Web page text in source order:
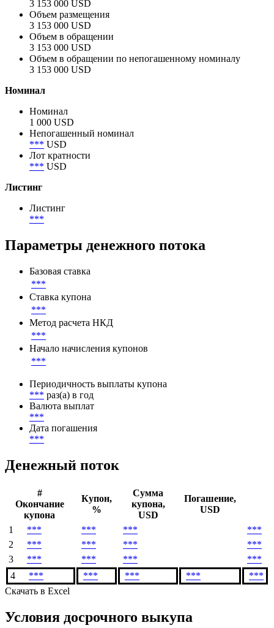
Объём
Анонсированный объём
3 153 000 USD
Объем размещения
3 153 000 USD
3 153 000 USD
3 153 000 USD
Номинал
Номинал
1 000 USD
***
***USD
Листинг
Параметры денежного потока
Базовая ставка
***
Ставка купона
***
Метод расчета НКД
Начало начисления купонов
***
Периодичность выплаты купона
***
Дата погашения
Денежный поток
#
Окончание
купона
Купон,
%
Сумма
купона,
1
*** *** ***
***
2
*** *** ***
***
4
*** *** *** ***